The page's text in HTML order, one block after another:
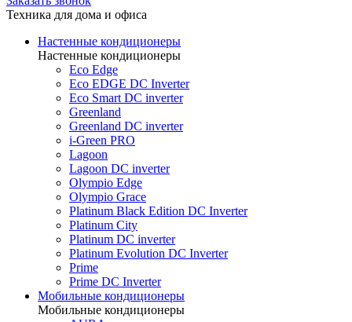
Техника для дома и офиса
Настенные кондиционеры
Настенные кондиционеры
Eco Edge
Eco EDGE DC Inverter
Eco Smart DC inverter
Greenland
Greenland DC inverter
i-Green PRO
Lagoon
Lagoon DC inverter
Olympio Edge
Olympio Grace
Platinum Black Edition DC Inverter
Platinum City
Platinum DC inverter
Platinum Evolution DC Inverter
Prime
Prime DC Inverter
Мобильные кондиционеры
Мобильные кондиционеры